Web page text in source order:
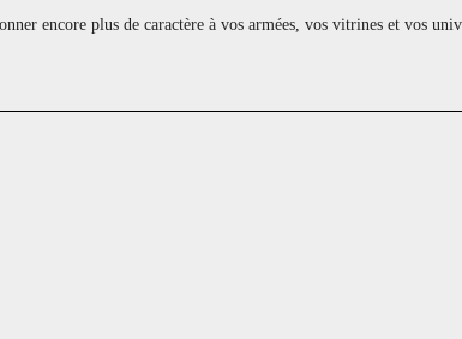
encore plus de caractère à vos armées, vos vitrines et vos